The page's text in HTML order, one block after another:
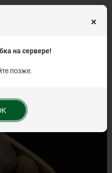
и специи Мускатный орех
×
на сервере!
позже.